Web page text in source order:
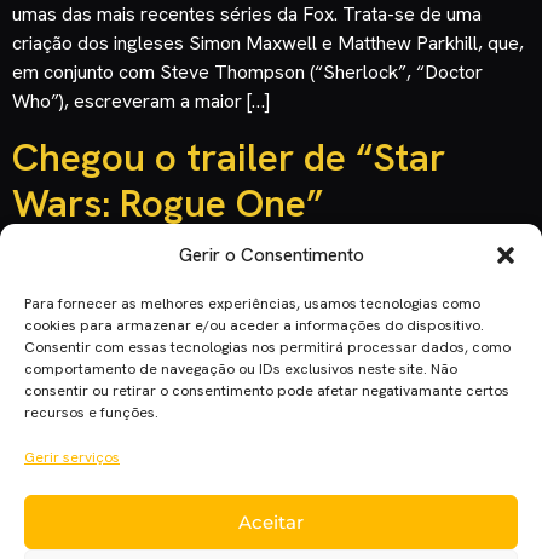
Gerir o Consentimento
Para fornecer as melhores experiências, usamos tecnologias como
cookies para armazenar e/ou aceder a informações do dispositivo.
Consentir com essas tecnologias nos permitirá processar dados, como
comportamento de navegação ou IDs exclusivos neste site. Não
consentir ou retirar o consentimento pode afetar negativamante certos
recursos e funções.
Gerir serviços
Aceitar
umas das mais recentes séries da Fox. Trata-se de uma
criação dos ingleses Simon Maxwell e Matthew Parkhill, que,
em conjunto com Steve Thompson (“Sherlock”, “Doctor
Who”), escreveram a maior […]
Chegou o trailer de “Star
Wars: Rogue One”
A espera acabou e o trailer de “Star Wars: Rogue One” foi